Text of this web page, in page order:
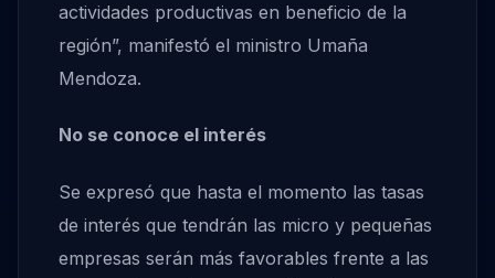
actividades productivas en beneficio de la
región”, manifestó el ministro Umaña
Mendoza.
No se conoce el interés
Se expresó que hasta el momento las tasas
de interés que tendrán las micro y pequeñas
empresas serán más favorables frente a las